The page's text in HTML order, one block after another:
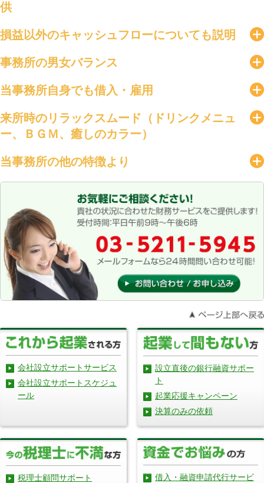
供
損益以外のキャッシュフローについても説明
事務所の男女バランス
当事務所自身でも借入・雇用
来所時のリラックスムード（ドリンクメニュ
ー、ＢＧＭ、癒しのカラー）
当事務所の他の特徴より
会社設立サポートサービス
会社設立サポートスケジュ
ール
設立直後の銀行融資サポー
ト
起業応援キャンペーン
決算のみの依頼
税理士顧問サポート
借入・融資申請代行サービ